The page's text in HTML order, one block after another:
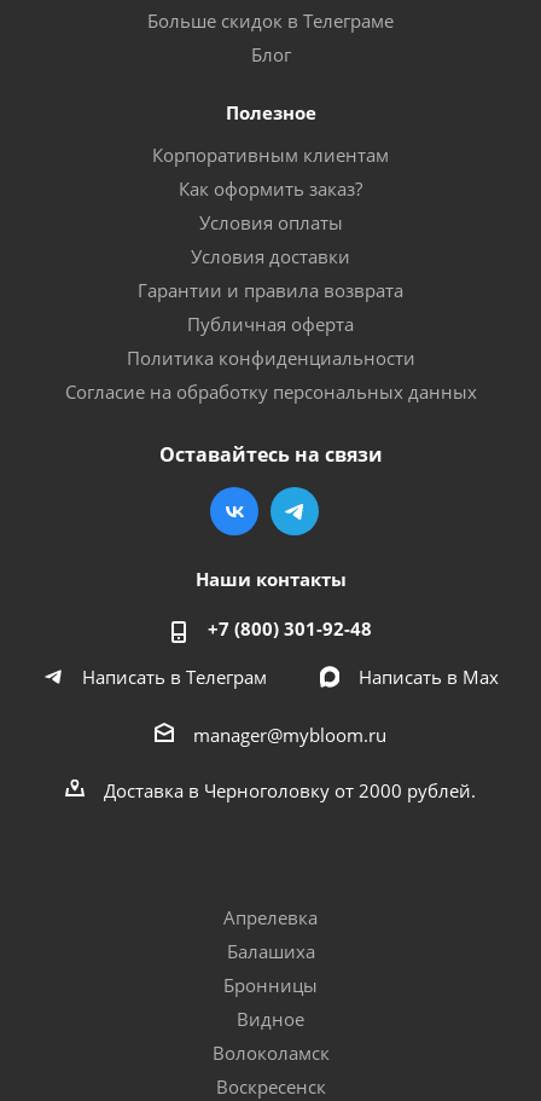
Больше скидок в Телеграме
Блог
Полезное
Корпоративным клиентам
Как оформить заказ?
Условия оплаты
Условия доставки
Гарантии и правила возврата
Публичная оферта
Политика конфиденциальности
Согласие на обработку персональных данных
Оставайтесь на связи
Наши контакты
+7 (800) 301-92-48
Написать в Телеграм
Написать в Мах
manager@mybloom.ru
Доставка в Черноголовку от 2000 рублей.
Апрелевка
Балашиха
Бронницы
Видное
Волоколамск
Воскресенск